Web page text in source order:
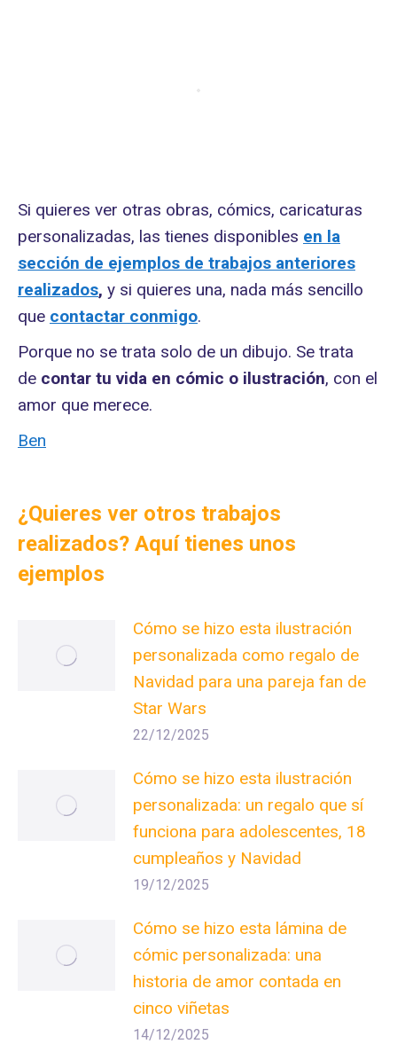
Si quieres ver otras obras, cómics, caricaturas
personalizadas, las tienes disponibles en la
sección de ejemplos de trabajos anteriores
realizados, y si quieres una, nada más sencillo
que contactar conmigo.
Porque no se trata solo de un dibujo. Se trata
de contar tu vida en cómic o ilustración, con el
amor que merece.
Ben
¿Quieres ver otros trabajos
realizados? Aquí tienes unos
ejemplos
Cómo se hizo esta ilustración
personalizada como regalo de
Navidad para una pareja fan de
Star Wars
22/12/2025
Cómo se hizo esta ilustración
personalizada: un regalo que sí
funciona para adolescentes, 18
cumpleaños y Navidad
19/12/2025
Cómo se hizo esta lámina de
cómic personalizada: una
historia de amor contada en
cinco viñetas
14/12/2025